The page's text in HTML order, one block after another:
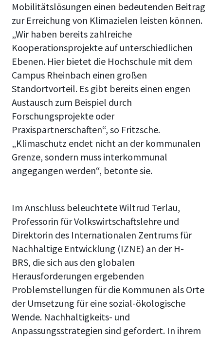
Mobilitätslösungen einen bedeutenden Beitrag
zur Erreichung von Klimazielen leisten können.
„Wir haben bereits zahlreiche
Kooperationsprojekte auf unterschiedlichen
Ebenen. Hier bietet die Hochschule mit dem
Campus Rheinbach einen großen
Standortvorteil. Es gibt bereits einen engen
Austausch zum Beispiel durch
Forschungsprojekte oder
Praxispartnerschaften“, so Fritzsche.
„Klimaschutz endet nicht an der kommunalen
Grenze, sondern muss interkommunal
angegangen werden“, betonte sie.
Im Anschluss beleuchteteWiltrud Terlau,
Professorin für Volkswirtschaftslehre und
Direktorin des Internationalen Zentrums für
Nachhaltige Entwicklung (IZNE) an der H-
BRS, die sich aus den globalen
Herausforderungen ergebenden
Problemstellungen für die Kommunen als Orte
der Umsetzung für eine sozial-ökologische
Wende. Nachhaltigkeits- und
Anpassungsstrategien sind gefordert. In ihrem